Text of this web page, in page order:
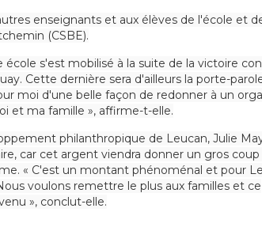
enseignants et aux élèves de l'école et
(CSBE).
s'est mobilisé à la suite de la victoire
Cette dernière sera d'ailleurs la porte-
moi d'une belle façon de redonner à un
et ma famille », affirme-t-elle.
philanthropique de Leucan, Julie
car cet argent viendra donner un gros
« C'est un montant phénoménal et pour
voulons remettre le plus aux familles et ce
», conclut-elle.